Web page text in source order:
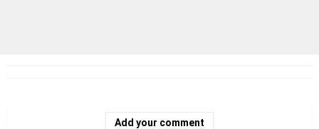
Add your comment